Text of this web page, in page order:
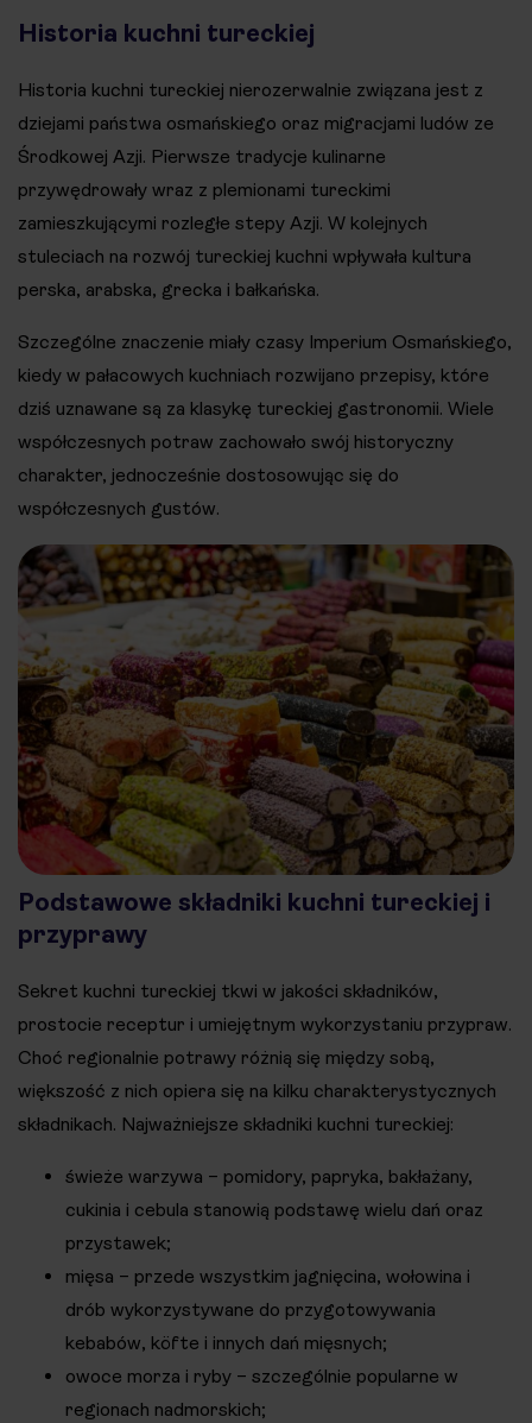
Historia kuchni tureckiej
Historia kuchni tureckiej nierozerwalnie związana jest z
dziejami państwa osmańskiego oraz migracjami ludów ze
Środkowej Azji. Pierwsze tradycje kulinarne
przywędrowały wraz z plemionami tureckimi
zamieszkującymi rozległe stepy Azji. W kolejnych
stuleciach na rozwój tureckiej kuchni wpływała kultura
perska, arabska, grecka i bałkańska.
Szczególne znaczenie miały czasy Imperium Osmańskiego,
kiedy w pałacowych kuchniach rozwijano przepisy, które
dziś uznawane są za klasykę tureckiej gastronomii. Wiele
współczesnych potraw zachowało swój historyczny
charakter, jednocześnie dostosowując się do
współczesnych gustów.
Podstawowe składniki kuchni tureckiej i
przyprawy
Sekret kuchni tureckiej tkwi w jakości składników,
prostocie receptur i umiejętnym wykorzystaniu przypraw.
Choć regionalnie potrawy różnią się między sobą,
większość z nich opiera się na kilku charakterystycznych
składnikach. Najważniejsze składniki kuchni tureckiej:
świeże warzywa – pomidory, papryka, bakłażany,
cukinia i cebula stanowią podstawę wielu dań oraz
przystawek;
mięsa – przede wszystkim jagnięcina, wołowina i
drób wykorzystywane do przygotowywania
kebabów, köfte i innych dań mięsnych;
owoce morza i ryby – szczególnie popularne w
regionach nadmorskich;